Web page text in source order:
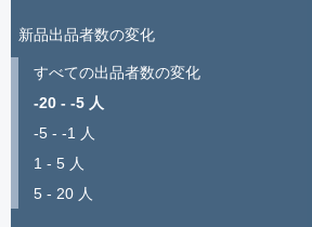
新品出品者数の変化
すべての出品者数の変化
-20 - -5 人
-5 - -1 人
1 - 5 人
5 - 20 人